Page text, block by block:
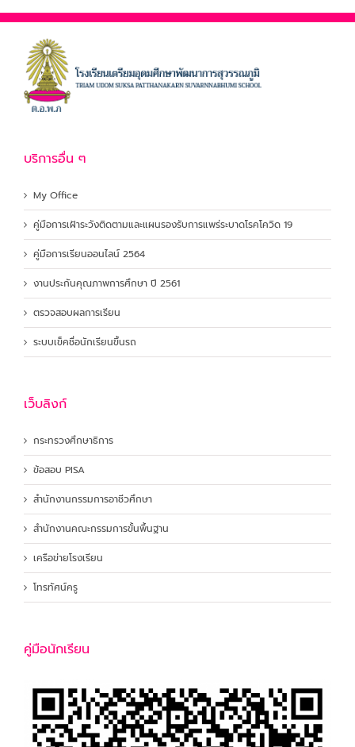
บริการอื่น ๆ
My Office
คู่มือการเฝ้าระวังติดตามและแผนรองรับการแพร่ระบาดโรคโควิด 19
คู่มือการเรียนออนไลน์ 2564
งานประกันคุณภาพการศึกษา ปี 2561
ตรวจสอบผลการเรียน
ระบบเข็คชื่อนักเรียนขึ้นรถ
เว็บลิงก์
กระทรวงศึกษาธิการ
ข้อสอบ PISA
สำนักงานกรรมการอาชีวศึกษา
สำนักงานคณะกรรมการขั้นพื้นฐาน
เครือข่ายโรงเรียน
โทรทัศน์ครู
คู่มือนักเรียน